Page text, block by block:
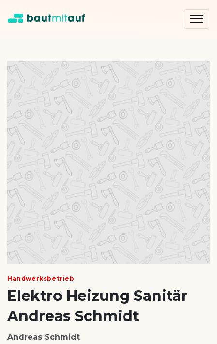
Handwerksbetrieb
Elektro Heizung Sanitär
Andreas Schmidt
Andreas Schmidt